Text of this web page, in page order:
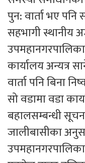
पुन: वार्ता भए
सहभागी स्थानीय
कार्यालय अन्यत्र
वार्ता पनि बिना
सो वडामा वडा
बहालसम्बन्धी
जालीबासीका